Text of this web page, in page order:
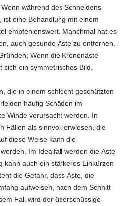
während des Schneidens
eine Behandlung mit einem
empfehlenswert. Manchmal hat es
auch gesunde Äste zu entfernen,
Wenn die Kronenäste
ein symmetrisches Bild.
die in einem schlecht geschützten
häufig Schäden im
Winde verursacht werden. In
Fällen als sinnvoll erwiesen, die
diese Weise kann die
Im Idealfall werden die Äste
kann auch ein stärkeres Einkürzen
die Gefahr, dass Äste, die
aufweisen, nach dem Schnitt
Fall wird der überschüssige